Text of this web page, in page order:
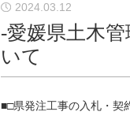
2024.03.12
-愛媛県土木
いて
■□県発注工事の入札・契